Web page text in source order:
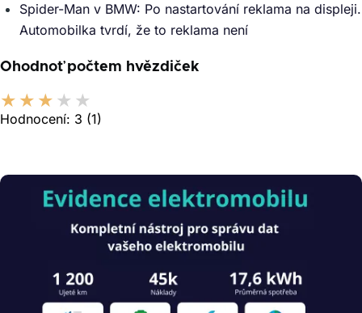
Spider-Man v BMW: Po nastartování reklama na displeji.
Automobilka tvrdí, že to reklama není
Ohodnoť počtem hvězdiček
Hodnocení: 3 (1)
Obrázek